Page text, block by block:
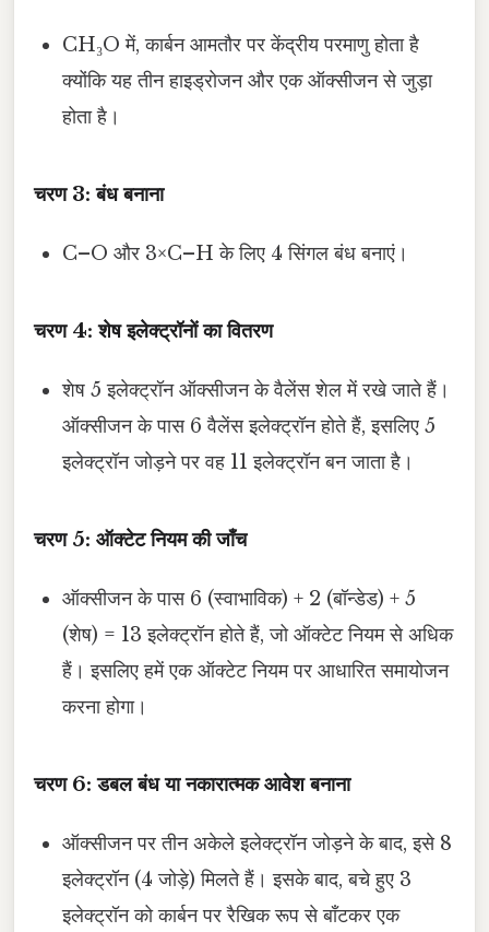
CH₃O में, कार्बन आमतौर पर केंद्रीय परमाणु होता है
क्योंकि यह तीन हाइड्रोजन और एक ऑक्सीजन से जुड़ा
होता है।
चरण 3: बंध बनाना
C–O और 3×C–H के लिए 4 सिंगल बंध बनाएं।
चरण 4: शेष इलेक्ट्रॉनों का वितरण
शेष 5 इलेक्ट्रॉन ऑक्सीजन के वैलेंस शेल में रखे जाते हैं।
ऑक्सीजन के पास 6 वैलेंस इलेक्ट्रॉन होते हैं, इसलिए 5
इलेक्ट्रॉन जोड़ने पर वह 11 इलेक्ट्रॉन बन जाता है।
चरण 5: ऑक्टेट नियम की जाँच
ऑक्सीजन के पास 6 (स्वाभाविक) + 2 (बॉन्डेड) + 5
(शेष) = 13 इलेक्ट्रॉन होते हैं, जो ऑक्टेट नियम से अधिक
हैं। इसलिए हमें एक ऑक्टेट नियम पर आधारित समायोजन
करना होगा।
चरण 6: डबल बंध या नकारात्मक आवेश बनाना
ऑक्सीजन पर तीन अकेले इलेक्ट्रॉन जोड़ने के बाद, इसे 8
इलेक्ट्रॉन (4 जोड़े) मिलते हैं। इसके बाद, बचे हुए 3
इलेक्ट्रॉन को कार्बन पर रैखिक रूप से बाँटकर एक